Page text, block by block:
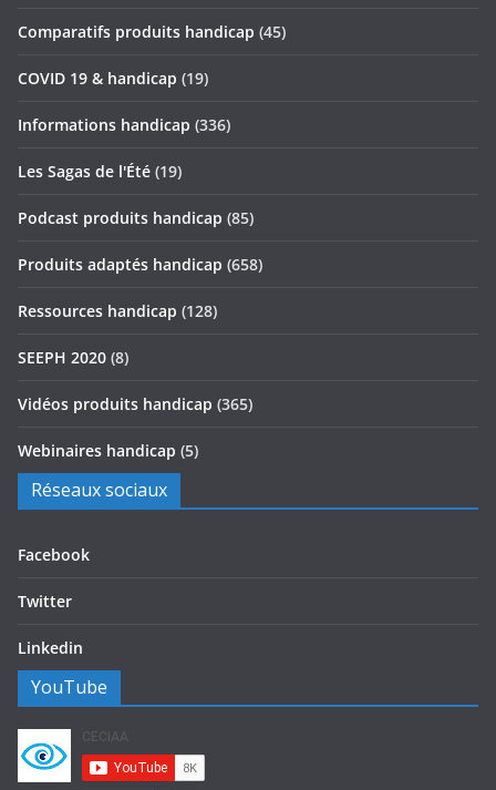
Comparatifs produits handicap (45)
COVID 19 & handicap (19)
Informations handicap (336)
Les Sagas de l'Été (19)
Podcast produits handicap (85)
Produits adaptés handicap (658)
Ressources handicap (128)
SEEPH 2020 (8)
Vidéos produits handicap (365)
Webinaires handicap (5)
Réseaux sociaux
Facebook
Twitter
Linkedin
YouTube